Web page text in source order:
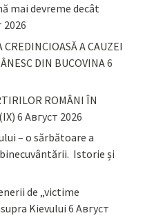
mai devreme decât
2026
A CAUZEI
DIN BUCOVINA6
ROMÂNI ÎN
6 Август 2026
– o sărbătoare a
Istorie și
de „victime
Kievului 6 Август